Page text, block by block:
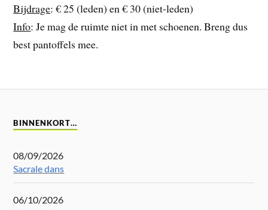
Bijdrage: € 25 (leden) en € 30 (niet-leden)
Info: Je mag de ruimte niet in met schoenen. Breng dus
best pantoffels mee.
BINNENKORT…
08/09/2026
Sacrale dans
06/10/2026